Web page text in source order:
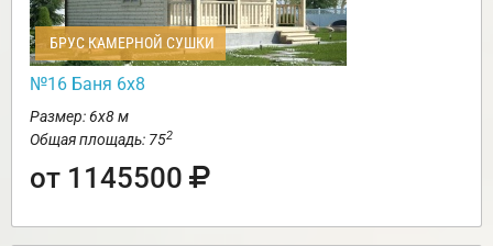
БРУС КАМЕРНОЙ СУШКИ
№16 Баня 6х8
Размер: 6х8 м
Общая площадь: 752
от 1145500